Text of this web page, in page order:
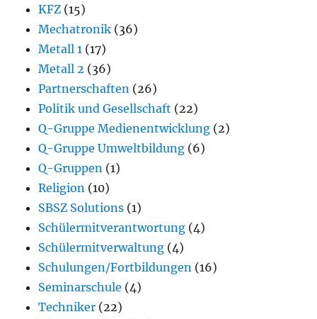
KFZ (15)
Mechatronik (36)
Metall 1 (17)
Metall 2 (36)
Partnerschaften (26)
Politik und Gesellschaft (22)
Q-Gruppe Medienentwicklung (2)
Q-Gruppe Umweltbildung (6)
Q-Gruppen (1)
Religion (10)
SBSZ Solutions (1)
Schülermitverantwortung (4)
Schülermitverwaltung (4)
Schulungen/Fortbildungen (16)
Seminarschule (4)
Techniker (22)